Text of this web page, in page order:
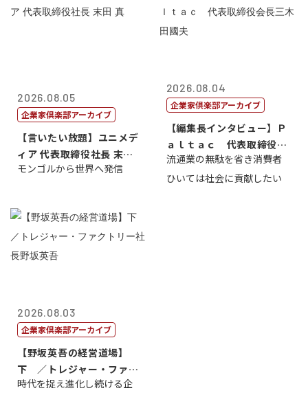
2026.08.05
企業家倶楽部アーカイブ
【言いたい放題】ユニメデ
ィア 代表取締役社長 末田
真
モンゴルから世界へ発信
2026.08.04
企業家倶楽部アーカイブ
【編集長インタビュー】Ｐ
ａｌｔａｃ 代表取締役会
長三木田國夫
流通業の無駄を省き消費者
ひいては社会に貢献したい
2026.08.03
企業家倶楽部アーカイブ
【野坂英吾の経営道場】
下 ／トレジャー・ファク
トリー社長野坂...
時代を捉え進化し続ける企